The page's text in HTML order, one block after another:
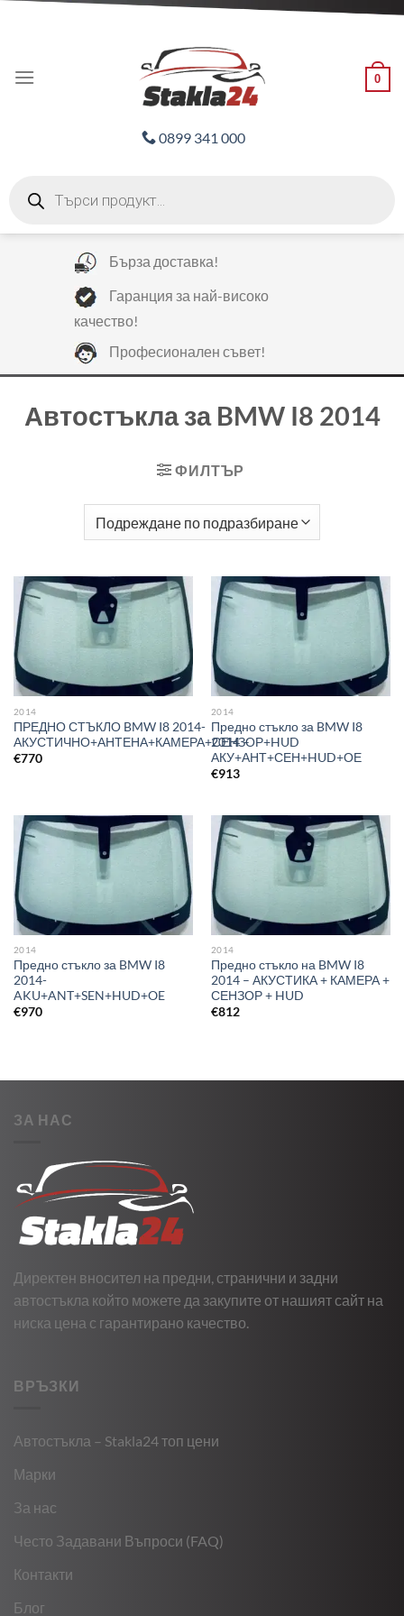
0
0899 341 000
search
Бърза доставка!
Гаранция за най-високо
качество!
Професионален съвет!
Автостъкла за BMW I8 2014
ФИЛТЪР
2014
ПРЕДНО СТЪКЛО BMW I8 2014-
АКУСТИЧНО+АНТЕНА+КАМЕРА+СЕНЗОР+HUD
€770
2014
Предно стъкло за BMW I8
2014 –
АКУ+АНТ+СЕН+HUD+ОЕ
€913
2014
Предно стъкло за BMW I8
2014-
AKU+ANT+SEN+HUD+OE
€970
2014
Предно стъкло на BMW I8
2014 – АКУСТИКА + КАМЕРА +
СЕНЗОР + HUD
€812
ЗА НАС
Директен вносител на предни, странични и задни
автостъкла който можете да закупите от нашият сайт на
ниска цена с гарантирано качество.
ВРЪЗКИ
Автостъкла – Stakla24 топ цени
Марки
За нас
Често Задавани Въпроси (FAQ)
Контакти
Блог